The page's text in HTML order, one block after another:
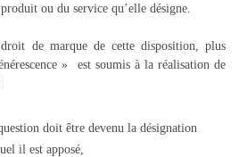
ou du service qu’elle désigne.
de marque de cette disposition, plus
» est soumis à la réalisation de
doit être devenu la désignation
il est apposé,